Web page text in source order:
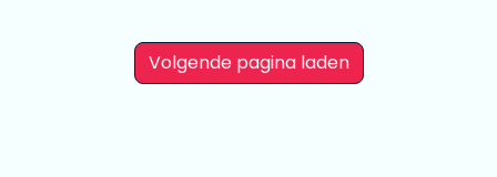
Volgende pagina laden